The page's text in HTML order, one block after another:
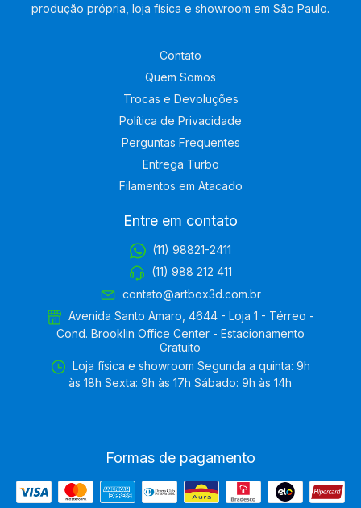
produção própria, loja física e showroom em São Paulo.
Contato
Quem Somos
Trocas e Devoluções
Política de Privacidade
Perguntas Frequentes
Entrega Turbo
Filamentos em Atacado
Entre em contato
(11) 98821-2411
(11) 988 212 411
contato@artbox3d.com.br
Avenida Santo Amaro, 4644 - Loja 1 - Térreo -
Cond. Brooklin Office Center - Estacionamento
Gratuito
Loja física e showroom Segunda a quinta: 9h
às 18h Sexta: 9h às 17h Sábado: 9h às 14h
Formas de pagamento